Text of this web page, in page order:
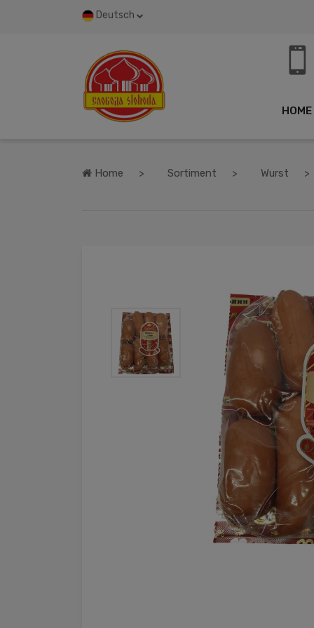
Deutsch
HOME
Home Sortiment Wurst